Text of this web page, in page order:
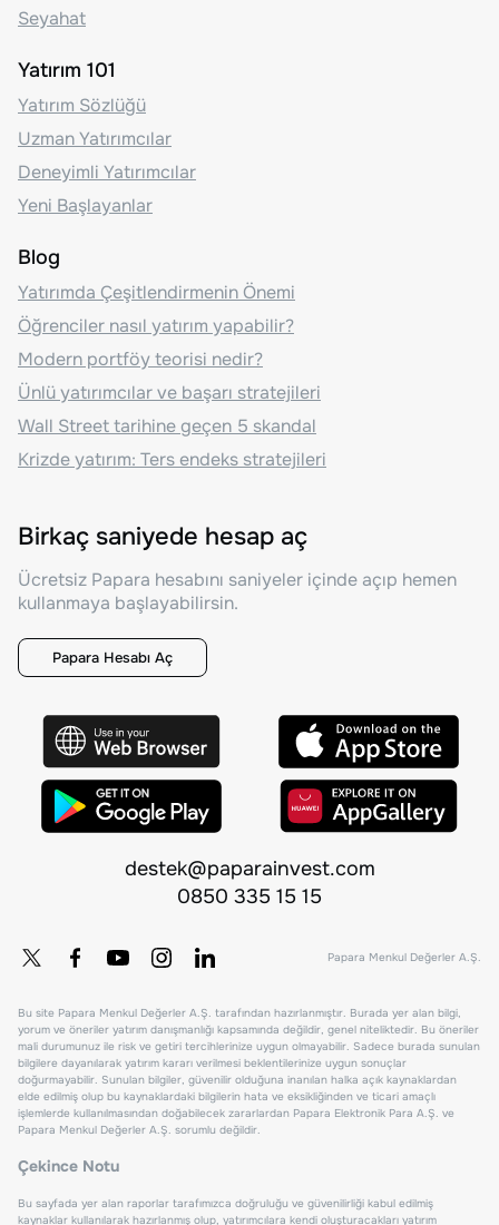
Seyahat
Yatırım 101
Yatırım Sözlüğü
Uzman Yatırımcılar
Deneyimli Yatırımcılar
Yeni Başlayanlar
Blog
Yatırımda Çeşitlendirmenin Önemi
Öğrenciler nasıl yatırım yapabilir?
Modern portföy teorisi nedir?
Ünlü yatırımcılar ve başarı stratejileri
Wall Street tarihine geçen 5 skandal
Krizde yatırım: Ters endeks stratejileri
Birkaç saniyede hesap aç
Ücretsiz Papara hesabını saniyeler içinde açıp hemen
kullanmaya başlayabilirsin.
Papara Hesabı Aç
destek@paparainvest.com
0850 335 15 15
Papara Menkul Değerler A.Ş.
Bu site Papara Menkul Değerler A.Ş. tarafından hazırlanmıştır. Burada yer alan bilgi,
yorum ve öneriler yatırım danışmanlığı kapsamında değildir, genel niteliktedir. Bu öneriler
mali durumunuz ile risk ve getiri tercihlerinize uygun olmayabilir. Sadece burada sunulan
bilgilere dayanılarak yatırım kararı verilmesi beklentilerinize uygun sonuçlar
doğurmayabilir. Sunulan bilgiler, güvenilir olduğuna inanılan halka açık kaynaklardan
elde edilmiş olup bu kaynaklardaki bilgilerin hata ve eksikliğinden ve ticari amaçlı
işlemlerde kullanılmasından doğabilecek zararlardan Papara Elektronik Para A.Ş. ve
Papara Menkul Değerler A.Ş. sorumlu değildir.
Çekince Notu
Bu sayfada yer alan raporlar tarafımızca doğruluğu ve güvenilirliği kabul edilmiş
kaynaklar kullanılarak hazırlanmış olup, yatırımcılara kendi oluşturacakları yatırım